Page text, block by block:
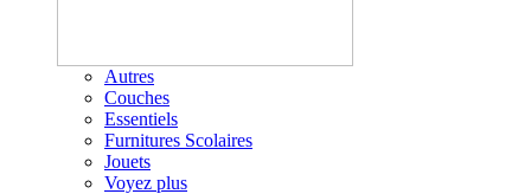
Autres
Couches
Essentiels
Furnitures Scolaires
Jouets
Voyez plus